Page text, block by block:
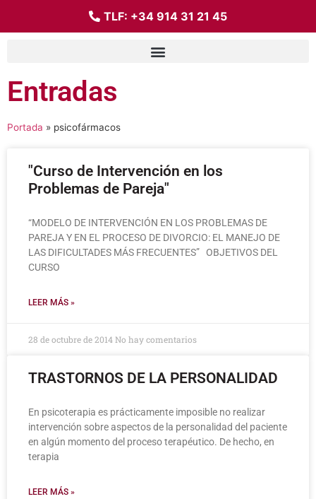
TLF: +34 914 31 21 45
Entradas
Portada » psicofármacos
"Curso de Intervención en los
Problemas de Pareja"
“MODELO DE INTERVENCIÓN EN LOS PROBLEMAS DE
PAREJA Y EN EL PROCESO DE DIVORCIO: EL MANEJO DE
LAS DIFICULTADES MÁS FRECUENTES” OBJETIVOS DEL
CURSO
LEER MÁS »
28 de octubre de 2014 No hay comentarios
TRASTORNOS DE LA PERSONALIDAD
En psicoterapia es prácticamente imposible no realizar
intervención sobre aspectos de la personalidad del paciente
en algún momento del proceso terapéutico. De hecho, en
terapia
LEER MÁS »